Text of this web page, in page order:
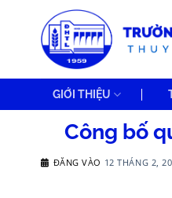
GIỚI THIỆU
Công bố
ĐĂNG VÀO 12 THÁNG 2,